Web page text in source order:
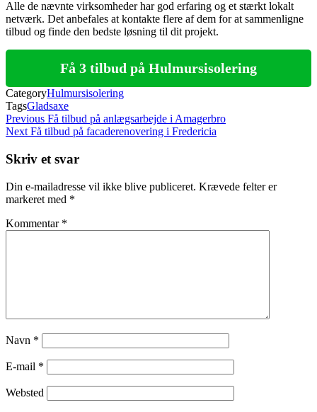
Alle de nævnte virksomheder har god erfaring og et stærkt lokalt
netværk. Det anbefales at kontakte flere af dem for at sammenligne
tilbud og finde den bedste løsning til dit projekt.
Få 3 tilbud på Hulmursisolering
CategoryHulmursisolering
TagsGladsaxe
Indlægsnavigation
Previous
Post
Previous Få tilbud på anlægsarbejde i Amagerbro
Next
Next Få tilbud på facaderenovering i Fredericia
Skriv et svar
Din e-mailadresse vil ikke blive publiceret. Krævede felter er
markeret med *
Kommentar *
Navn *
E-mail *
Websted